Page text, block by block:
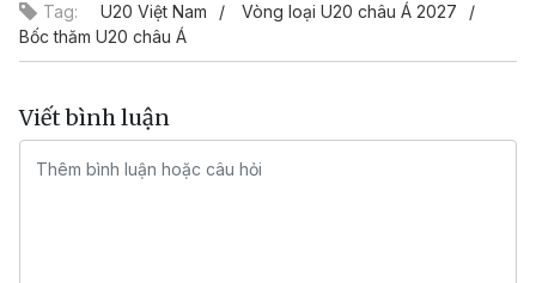
Tag: U20 Việt Nam
Vòng loại U20 châu Á 2027
Bốc thăm U20 châu Á
Viết bình luận